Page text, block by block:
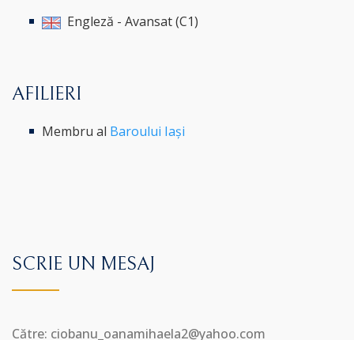
Engleză - Avansat (C1)
AFILIERI
Membru al Baroului Iași
SCRIE UN MESAJ
Către: ciobanu_oanamihaela2@yahoo.com